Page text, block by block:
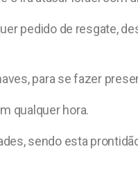
pedido de resgate,
para se fazer
qualquer hora.
sendo esta